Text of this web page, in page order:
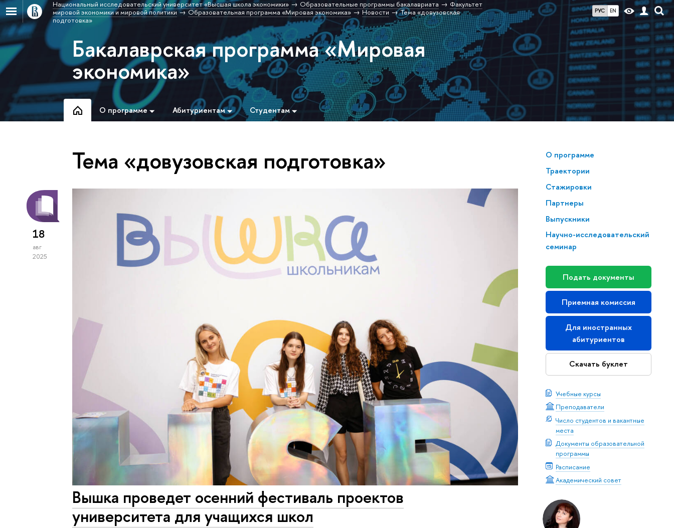
РУС EN
Национальный исследовательский университет «Высшая школа экономики» Образовательные программы бакалавриата
Факультет
мировой экономики и мировой политики
Образовательная программа «Мировая экономика» Новости
Тема «довузовская
подготовка»
Бакалаврская программа «Мировая
экономика»
О программе Абитуриентам Студентам
О программе
Траектории
Стажировки
Партнеры
Выпускники
Научно-исследовательский
семинар
Подать документы
Приемная комиссия
Для иностранных
абитуриентов
Скачать буклет
Учебные курсы
Преподаватели
Число студентов и вакантные
места
Документы образовательной
программы
Расписание
Академический совет
Тема «довузовская подготовка»
18
авг
2025
Вышка проведет осенний фестиваль проектов
университета для учащихся школ